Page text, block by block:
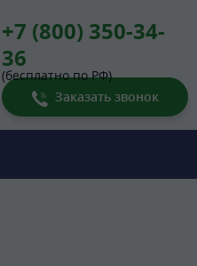
+7 (800) 350-34-
36
(бесплатно по РФ)
Заказать звонок